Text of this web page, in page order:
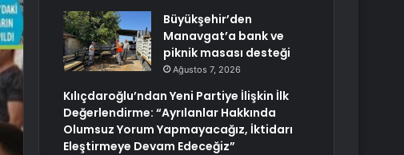
Büyükşehir’den
Manavgat’a bank ve
piknik masası desteği
Ağustos 7, 2026
Kılıçdaroğlu’ndan Yeni Partiye İlişkin İlk
Değerlendirme: “Ayrılanlar Hakkında
Olumsuz Yorum Yapmayacağız, İktidarı
Eleştirmeye Devam Edeceğiz”